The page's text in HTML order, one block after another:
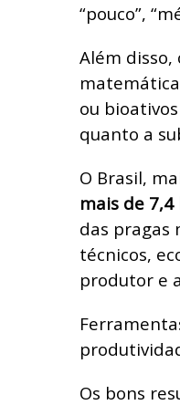
“pouco”,
Além disso,
ou
quanto a
O Brasil,
mais de
das pragas
técnicos,
produtor e
Os bons